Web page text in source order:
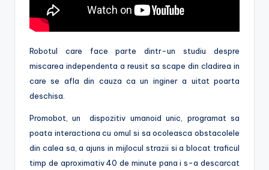
Robotul care face parte dintr-un studiu despre
miscarea independenta a reusit sa scape din cladirea in
care se afla din cauza ca un inginer a uitat poarta
deschisa.
Promobot, un dispozitiv umanoid unic, programat sa
poata interactiona cu omul si sa ocoleasca obstacolele
din calea sa, a ajuns in mijlocul strazii si a blocat traficul
timp de aproximativ 40 de minute pana i s-a descarcat